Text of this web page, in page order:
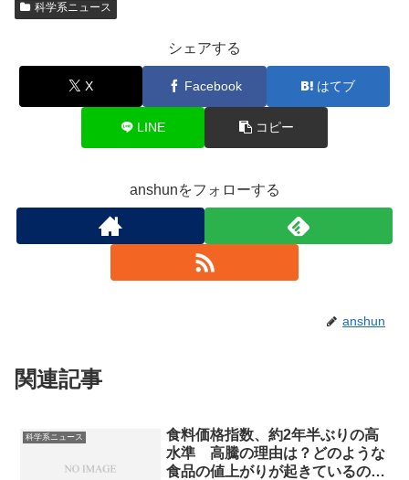
科学系ニュース
シェアする
X Facebook はてブ
LINE コピー
anshunをフォローする
anshun
関連記事
科学系ニュース
食料価格指数、約2年半ぶりの高
水準 高騰の理由は？どのような
食品の値上がりが起きているの